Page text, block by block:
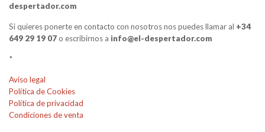
despertador.com
Si quieres ponerte en contacto con nosotros nos puedes llamar al +34
649 29 19 07o escribirnos a info@el-despertador.com
*
Aviso legal
Política de Cookies
Política de privacidad
Condiciones de venta